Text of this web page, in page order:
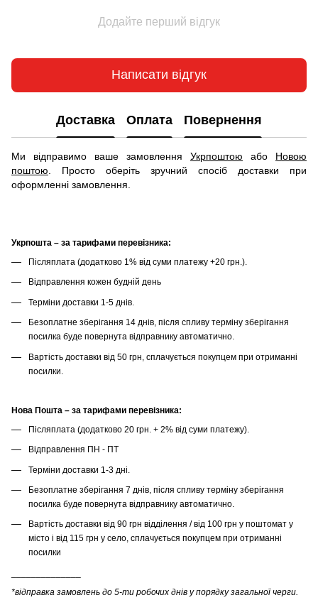
Додайте перший відгук
Написати відгук
Доставка Оплата Повернення
Ми відправимо ваше замовлення Укрпоштою або Новою
поштою . Просто оберіть зручний спосіб доставки при
оформленні замовлення.
Укрпошта – за тарифами перевізника:
Післяплата (додатково 1% від суми платежу +20 грн.).
Відправлення кожен будній день
Терміни доставки 1-5 днів.
Безоплатне зберігання 14 днів, після спливу терміну зберігання
посилка буде повернута відправнику автоматично.
Вартість доставки від 50 грн, сплачується покупцем при отриманні
посилки.
Нова Пошта – за тарифами перевізника:
Післяплата (додатково 20 грн. + 2% від суми платежу).
Відправлення ПН - ПТ
Терміни доставки 1-3 дні.
Безоплатне зберігання 7 днів, після спливу терміну зберігання
посилка буде повернута відправнику автоматично.
Вартість доставки від 90 грн відділення / від 100 грн у поштомат у
місто і від 115 грн у село, сплачується покупцем при отриманні
посилки
*відправка замовлень до 5-ти робочих днів у порядку загальної черги.